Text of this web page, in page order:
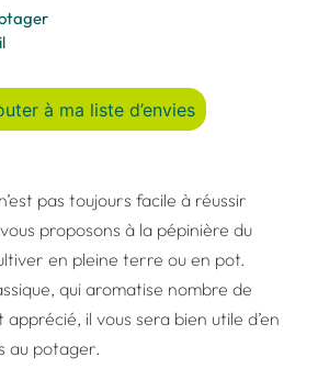
à ma liste d’envies
pas toujours facile à réussir
proposons à la pépinière du
en pleine terre ou en pot.
qui aromatise nombre de
il vous sera bien utile d’en
au potager.